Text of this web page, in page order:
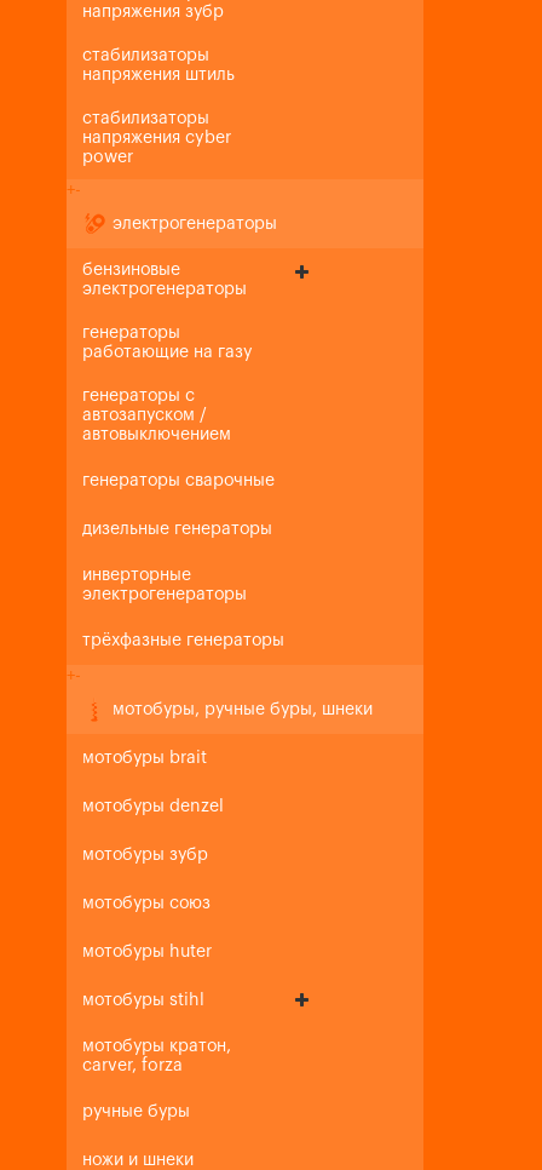
напряжения зубр
стабилизаторы
напряжения штиль
стабилизаторы
напряжения cyber
power
+-
электрогенераторы
бензиновые
электрогенераторы
генераторы
работающие на газу
генераторы с
автозапуском /
автовыключением
генераторы сварочные
дизельные генераторы
инверторные
электрогенераторы
трёхфазные генераторы
+-
мотобуры, ручные буры, шнеки
мотобуры brait
мотобуры denzel
мотобуры зубр
мотобуры союз
мотобуры huter
мотобуры stihl
мотобуры кратон,
carver, forza
ручные буры
ножи и шнеки